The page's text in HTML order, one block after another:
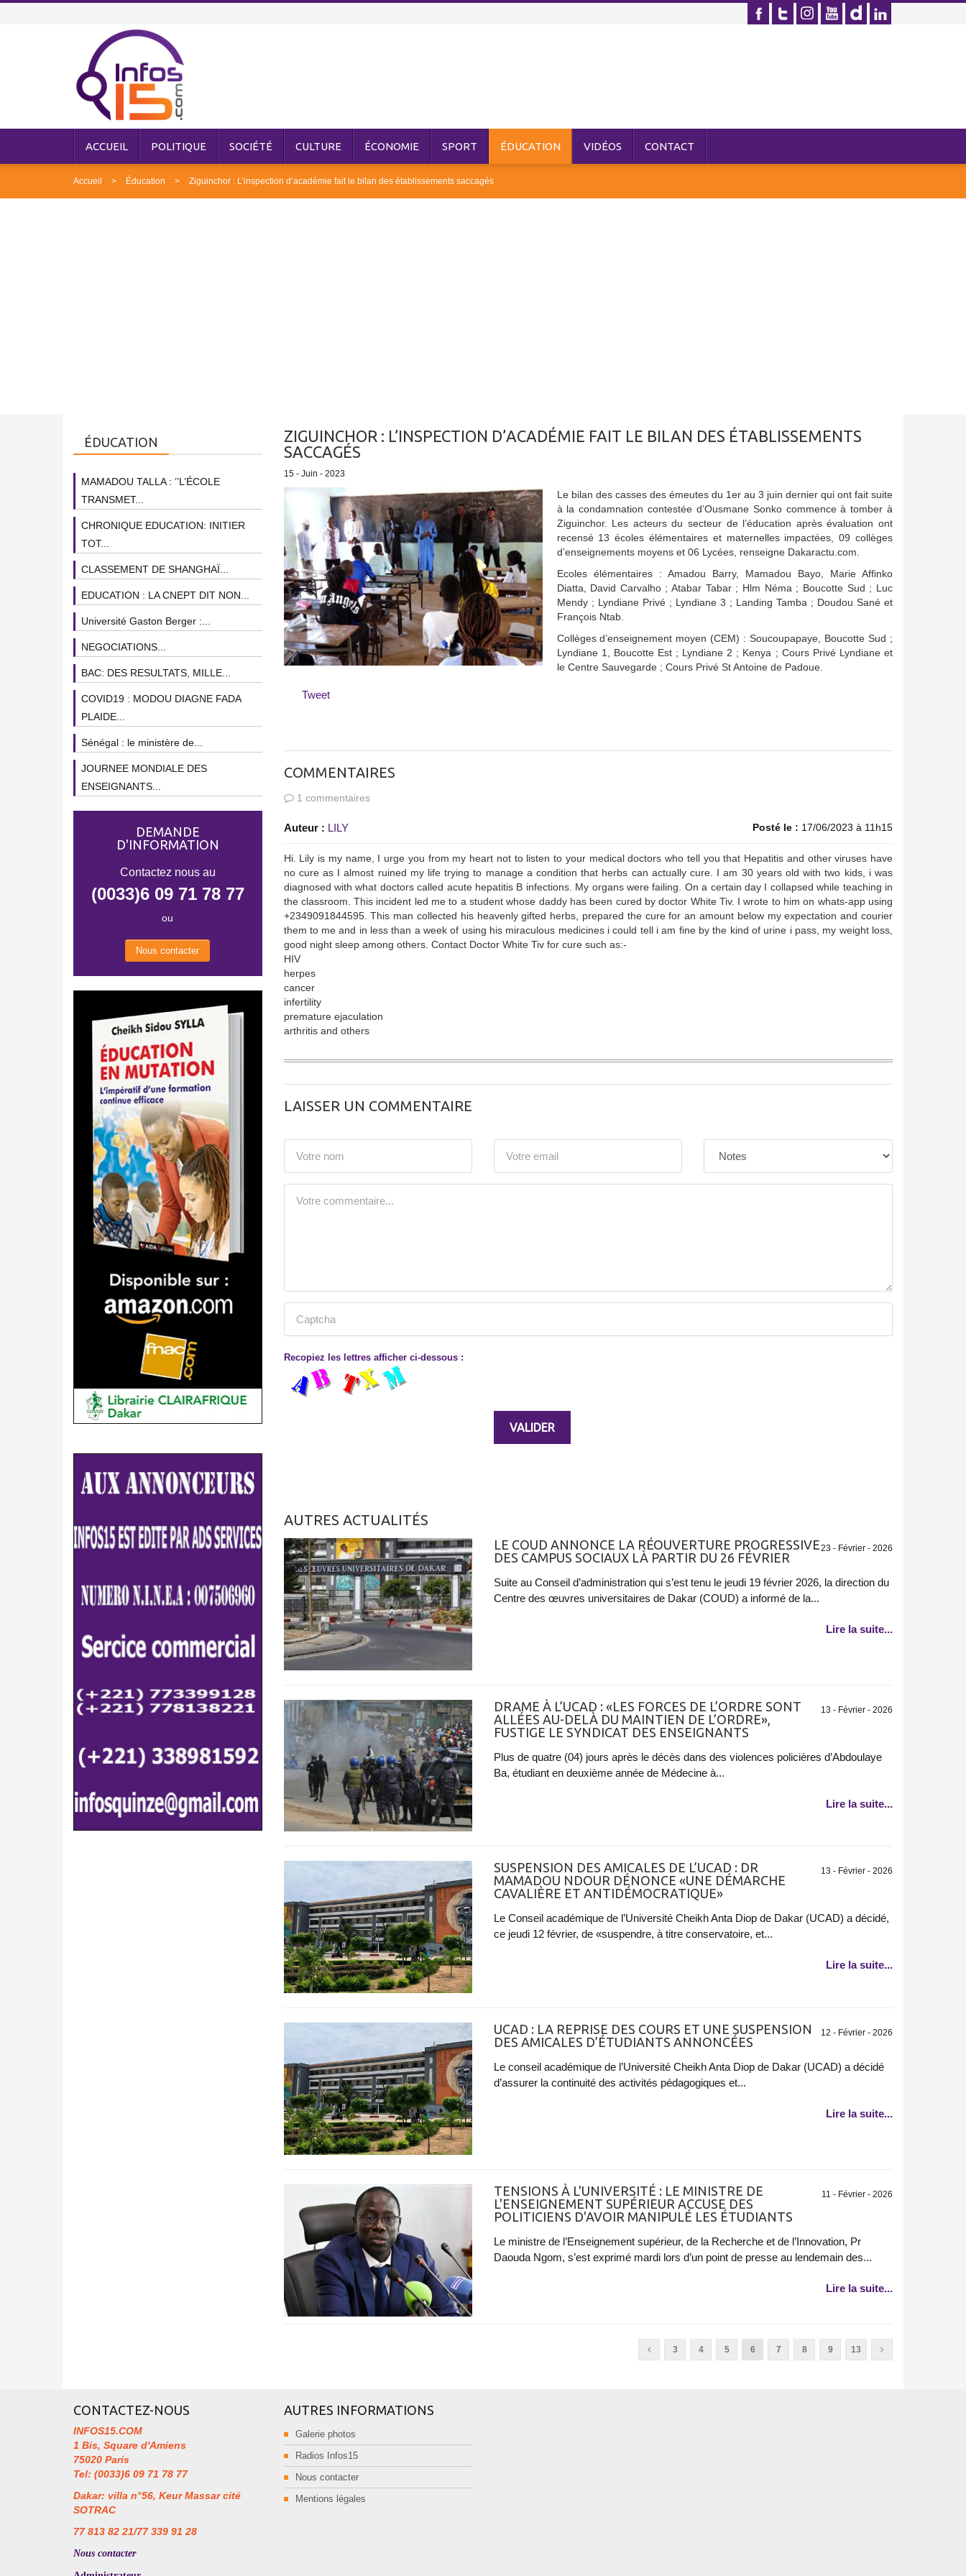
ACCUEIL POLITIQUE SOCIÉTÉ CULTURE ÉCONOMIE SPORT ÉDUCATION VIDÉOS CONTACT
Accueil Éducation Ziguinchor : L’inspection d’académie fait le bilan des établissements saccagés
ZIGUINCHOR : L’INSPECTION D’ACADÉMIE FAIT LE BILAN DES ÉTABLISSEMENTS
SACCAGÉS
15 - Juin - 2023
Le bilan des casses des émeutes du 1er au 3 juin dernier qui ont fait suite
à la condamnation contestée d’Ousmane Sonko commence à tomber à
Ziguinchor. Les acteurs du secteur de l’éducation après évaluation ont
recensé 13 écoles élémentaires et maternelles impactées, 09 collèges
d’enseignements moyens et 06 Lycées, renseigne Dakaractu.com.
Ecoles élémentaires : Amadou Barry, Mamadou Bayo, Marie Affinko
Diatta, David Carvalho ; Atabar Tabar ; Hlm Néma ; Boucotte Sud ; Luc
Mendy ; Lyndiane Privé ; Lyndiane 3 ; Landing Tamba ; Doudou Sané et
François Ntab.
Collèges d’enseignement moyen (CEM) : Soucoupapaye, Boucotte Sud ;
Lyndiane 1, Boucotte Est ; Lyndiane 2 ; Kenya ; Cours Privé Lyndiane et
le Centre Sauvegarde ; Cours Privé St Antoine de Padoue.
Tweet
COMMENTAIRES
1 commentaires
Auteur : LILY Posté le : 17/06/2023 à 11h15
Hi. Lily is my name, I urge you from my heart not to listen to your medical doctors who tell you that Hepatitis and other viruses have
no cure as I almost ruined my life trying to manage a condition that herbs can actually cure. I am 30 years old with two kids, i was
diagnosed with what doctors called acute hepatitis B infections. My organs were failing. On a certain day I collapsed while teaching in
the classroom. This incident led me to a student whose daddy has been cured by doctor White Tiv. I wrote to him on whats-app using
+2349091844595. This man collected his heavenly gifted herbs, prepared the cure for an amount below my expectation and courier
them to me and in less than a week of using his miraculous medicines i could tell i am fine by the kind of urine i pass, my weight loss,
good night sleep among others. Contact Doctor White Tiv for cure such as:-
HIV
herpes
cancer
infertility
premature ejaculation
arthritis and others
LAISSER UN COMMENTAIRE
Recopiez les lettres afficher ci-dessous :
AUTRES ACTUALITÉS
23 - Février - 2026
LE COUD ANNONCE LA RÉOUVERTURE PROGRESSIVE
DES CAMPUS SOCIAUX LÀ PARTIR DU 26 FÉVRIER
Suite au Conseil d’administration qui s’est tenu le jeudi 19 février 2026, la direction du
Centre des œuvres universitaires de Dakar (COUD) a informé de la...
Lire la suite...
13 - Février - 2026
DRAME À L’UCAD : «LES FORCES DE L’ORDRE SONT
ALLÉES AU-DELÀ DU MAINTIEN DE L’ORDRE»,
FUSTIGE LE SYNDICAT DES ENSEIGNANTS
Plus de quatre (04) jours après le décès dans des violences policières d’Abdoulaye
Ba, étudiant en deuxième année de Médecine à...
Lire la suite...
13 - Février - 2026
SUSPENSION DES AMICALES DE L’UCAD : DR
MAMADOU NDOUR DÉNONCE «UNE DÉMARCHE
CAVALIÈRE ET ANTIDÉMOCRATIQUE»
Le Conseil académique de l’Université Cheikh Anta Diop de Dakar (UCAD) a décidé,
ce jeudi 12 février, de «suspendre, à titre conservatoire, et...
Lire la suite...
12 - Février - 2026
UCAD : LA REPRISE DES COURS ET UNE SUSPENSION
DES AMICALES D’ÉTUDIANTS ANNONCÉES
Le conseil académique de l’Université Cheikh Anta Diop de Dakar (UCAD) a décidé
d’assurer la continuité des activités pédagogiques et...
Lire la suite...
11 - Février - 2026
TENSIONS À L'UNIVERSITÉ : LE MINISTRE DE
L'ENSEIGNEMENT SUPÉRIEUR ACCUSE DES
POLITICIENS D'AVOIR MANIPULÉ LES ÉTUDIANTS
Le ministre de l’Enseignement supérieur, de la Recherche et de l’Innovation, Pr
Daouda Ngom, s’est exprimé mardi lors d’un point de presse au lendemain des...
Lire la suite...
3 4 5 6 7 8 9 13
ÉDUCATION
MAMADOU TALLA : ’’L’ÉCOLE
TRANSMET...
CHRONIQUE EDUCATION: INITIER
TOT...
CLASSEMENT DE SHANGHAÏ...
EDUCATION : LA CNEPT DIT NON...
Université Gaston Berger :...
NEGOCIATIONS...
BAC: DES RESULTATS, MILLE...
COVID19 : MODOU DIAGNE FADA
PLAIDE...
Sénégal : le ministère de...
JOURNEE MONDIALE DES
ENSEIGNANTS...
DEMANDE
D'INFORMATION
Contactez nous au
(0033)6 09 71 78 77
ou
Nous contacter
CONTACTEZ-NOUS
INFOS15.COM
1 Bis, Square d'Amiens
75020 Paris
Tel: (0033)6 09 71 78 77
Dakar: villa n°56, Keur Massar cité
SOTRAC
77 813 82 21/77 339 91 28
Nous contacter
AUTRES INFORMATIONS
Galerie photos
Radios Infos15
Nous contacter
Mentions légales